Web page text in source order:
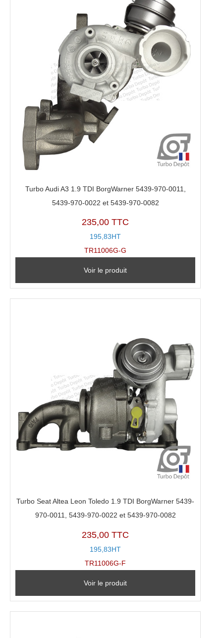
Turbo Audi A3 1.9 TDI BorgWarner 5439-970-0011,
5439-970-0022 et 5439-970-0082
235,00 TTC
195,83HT
TR11006G-G
Voir le produit
Turbo Seat Altea Leon Toledo 1.9 TDI BorgWarner 5439-
970-0011, 5439-970-0022 et 5439-970-0082
235,00 TTC
195,83HT
TR11006G-F
Voir le produit